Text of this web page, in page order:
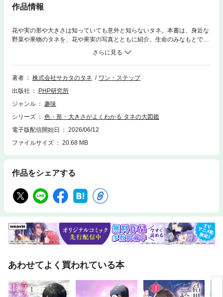
作品情報
花や実の形や大きさは知っていても意外と知らないタネ。本書は、身近な
野菜や果物のタネを、花や果実の写真とともに紹介。生命のみなもとであ
るタネのひみつや、いろんなタネの大きさくらべ、新しい品種のつくり方
なども掲載しています。 【目次より】〈第1章 タネって、なんだろ
う？〉・・・・・・タネをさがしてみよう／タネをくわしく知ろう（種子
のつくり／根や芽をだすための条件／最初の葉の数／花からできる種子／
動物に運ばれる／水で運ばれる） 〈第2章 写真で見るタネ図
鑑〉・・・・・・花と野菜のタネ／木と果物のタネ／タネの大きさをくら
タネ博士になろう！〉・・・・・・タネの会社の仕事／新しい品種のタネ
をつくる／アサガオを育てよう／主食になるタネ／タネと緑のあるくらし
／タネで遊ぼう／タネなんでも質問ページ ほか
著者 株式会社サカタのタネ
ワン・ステップ
出版社
PHP研究所
ジャンル
趣味
シリーズ
色・形・大きさがよくわかる タネの大図鑑
電子版配信開始日
2026/06/12
ファイルサイズ
20.68 MB
作品をシェアする
あわせてよく買われている本